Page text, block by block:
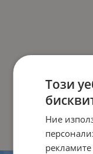
Този
Ние